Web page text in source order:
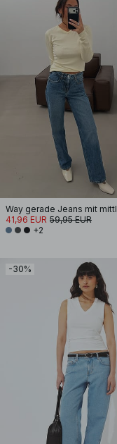
41,96 EUR 59,95 EUR
+2
-30%